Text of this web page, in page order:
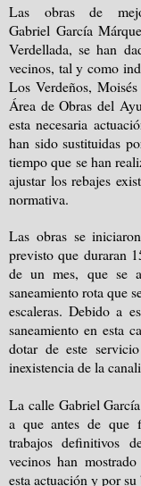
Las obras de
Gabriel García
Verdellada, se han
vecinos, tal y como
Los Verdeños,
Área de Obras del
esta necesaria
han sido sustituidas
tiempo que se han
ajustar los rebajes
normativa.
Las obras se
previsto que duraran
de un mes, que se
saneamiento rota que
escaleras. Debido a
saneamiento en esta
dotar de este
inexistencia de la
La calle Gabriel García
a que antes de que
trabajos definitivos
vecinos han
esta actuación y por